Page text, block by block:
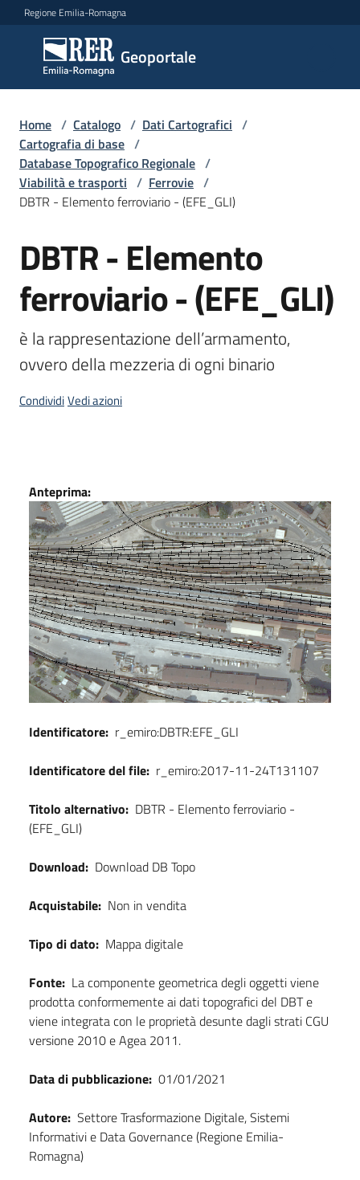
Vai al contenuto
Vai alla navigazione
Vai al footer
Regione Emilia-Romagna
Geoportale
Geoportale
Catalogo
dati,
servizi
e
metadati
Visualizza
dati
on-
i
Archivio
cartografico
Seguici
su
Home / Catalogo / Dati Cartografici /
Cartografia di base /
Database Topografico Regionale /
Viabilità e trasporti / Ferrovie /
DBTR - Elemento ferroviario - (EFE_GLI)
Salta al contenuto
DBTR - Elemento
ferroviario - (EFE_GLI)
è la rappresentazione dell’armamento,
ovvero della mezzeria di ogni binario
CondividiVedi azioni
Dati
Anteprima:
Identificatore: r_emiro:DBTR:EFE_GLI
Identificatore del file: r_emiro:2017-11-24T131107
Titolo alternativo: DBTR - Elemento ferroviario -
(EFE_GLI)
Download: Download DB Topo
Acquistabile: Non in vendita
Tipo di dato: Mappa digitale
Fonte: La componente geometrica degli oggetti viene
prodotta conformemente ai dati topografici del DBT e
viene integrata con le proprietà desunte dagli strati CGU
versione 2010 e Agea 2011.
Data di pubblicazione: 01/01/2021
Autore: Settore Trasformazione Digitale, Sistemi
Informativi e Data Governance (Regione Emilia-
Romagna)